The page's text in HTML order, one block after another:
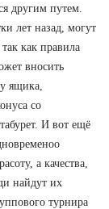
другим путем.
лет назад, могут
как правила
вносить
ящика,
со
И вот ещё
а качества,
найдут их
турнира